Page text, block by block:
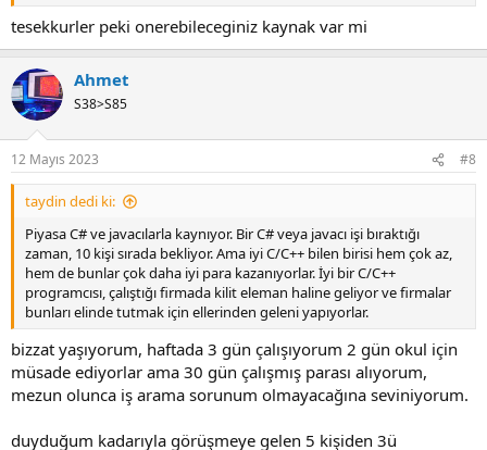
tesekkurler peki onerebileceginiz kaynak var mi
Ahmet
S38>S85
12 Mayıs 2023 #8
taydin dedi ki:
Piyasa C# ve javacılarla kaynıyor. Bir C# veya javacı işi bıraktığı
zaman, 10 kişi sırada bekliyor. Ama iyi C/C++ bilen birisi hem çok az,
hem de bunlar çok daha iyi para kazanıyorlar. İyi bir C/C++
programcısı, çalıştığı firmada kilit eleman haline geliyor ve firmalar
bunları elinde tutmak için ellerinden geleni yapıyorlar.
bizzat yaşıyorum, haftada 3 gün çalışıyorum 2 gün okul için
müsade ediyorlar ama 30 gün çalışmış parası alıyorum,
mezun olunca iş arama sorunum olmayacağına seviniyorum.
duyduğum kadarıyla görüşmeye gelen 5 kişiden 3ü